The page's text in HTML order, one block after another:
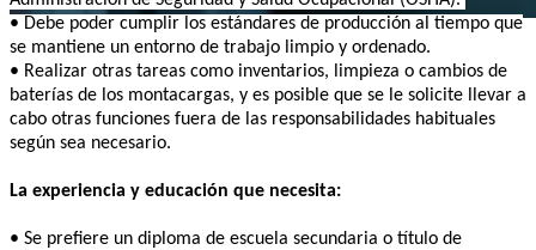
• Debe poder cumplir los estándares de producción al tiempo que
se mantiene un entorno de trabajo limpio y ordenado.
• Realizar otras tareas como inventarios, limpieza o cambios de
baterías de los montacargas, y es posible que se le solicite llevar a
cabo otras funciones fuera de las responsabilidades habituales
según sea necesario.
La experiencia y educación que necesita:
• Se prefiere un diploma de escuela secundaria o título de